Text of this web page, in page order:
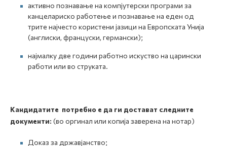
активно познавање на компјутерски програми за
канцелариско работење и познавање на еден од
трите најчесто користени јазици на Европската Унија
(англиски, француски, германски);
најмалку две години работно искуство на царински
работи или во струката.
Кандидатите потребно е да ги достават следните
документи: (во оргинал или копија заверена на нотар)
Доказ за државјанство;